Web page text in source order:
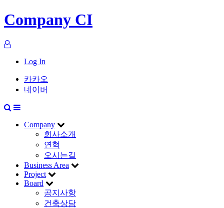
Company CI
Log In
카카오
네이버
Company
회사소개
연혁
오시는길
Business Area
Project
Board
공지사항
건축상담